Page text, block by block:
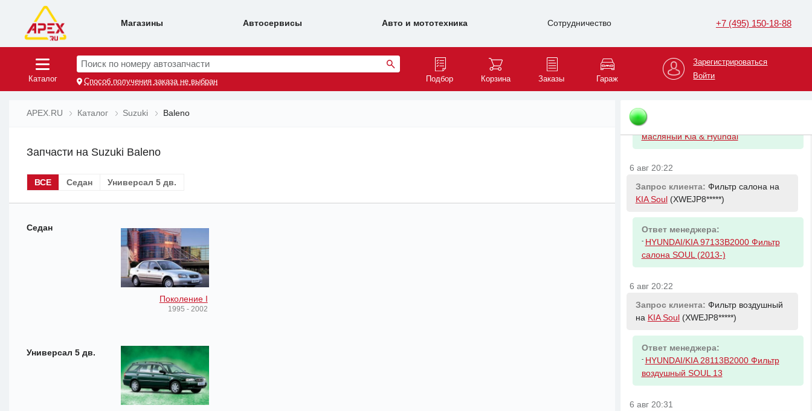
Магазины Автосервисы Авто и мототехника Сотрудничество +7 (495) 150-18-88
Каталог
Поиск по номеру автозапчасти
Способ получения заказа не выбран Подбор Корзина Заказы Гараж
Зарегистрироваться
Войти
APEX.RU Каталог Suzuki Baleno
Запчасти на Suzuki Baleno
ВСЕ Седан Универсал 5 дв.
Седан
Поколение I
1995 - 2002
Универсал 5 дв.
RENAULT 7701056965
6 авг 20:22
Запрос клиента:Фильтр масляный
KIA Soul(XWEJP8*****)
Ответ менеджера:
-HYUNDAI/KIA 2630035505 Фильтр
масляный Kia & Hyundai
6 авг 20:22
Запрос клиента: Фильтр салона на
KIA Soul (XWEJP8*****)
Ответ менеджера:
- HYUNDAI/KIA 97133B2000 Фильтр
салона SOUL (2013-)
6 авг 20:22
Запрос клиента: Фильтр воздушный
на KIA Soul (XWEJP8*****)
Ответ менеджера:
- HYUNDAI/KIA 28113B2000 Фильтр
воздушный SOUL 13
6 авг 20:31